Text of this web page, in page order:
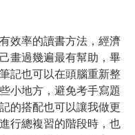
效率的讀書方法，經濟
畫過幾遍最有幫助，畢
記也可以在頭腦重新整
小地方，避免考手寫題
的搭配也可以讓我做更
行總複習的階段時，也